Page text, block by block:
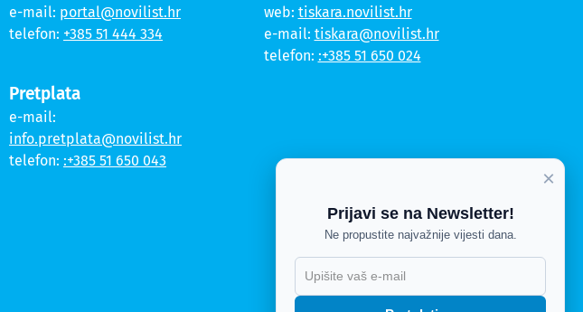
e-mail: portal@novilist.hr
telefon: +385 51 444 334
Pretplata
e-mail:
info.pretplata@novilist.hr
telefon: :+385 51 650 043
web: tiskara.novilist.hr
e-mail: tiskara@novilist.hr
telefon: :+385 51 650 024
×
Prijavi se na Newsletter!
Ne propustite najvažnije vijesti dana.